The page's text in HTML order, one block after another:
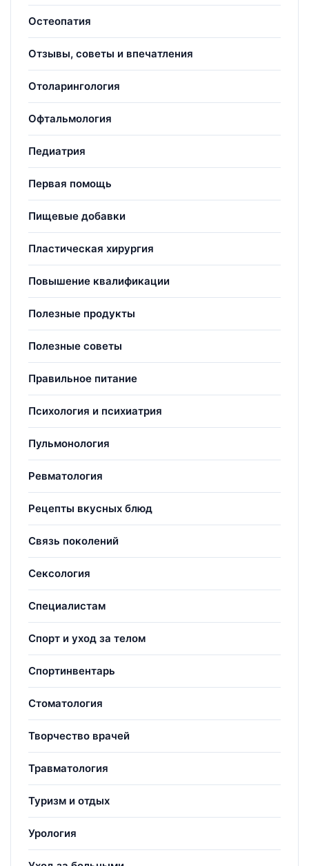
Остеопатия
Отзывы, советы и впечатления
Отоларингология
Офтальмология
Педиатрия
Первая помощь
Пищевые добавки
Пластическая хирургия
Повышение квалификации
Полезные продукты
Полезные советы
Правильное питание
Психология и психиатрия
Пульмонология
Ревматология
Рецепты вкусных блюд
Связь поколений
Сексология
Специалистам
Спорт и уход за телом
Спортинвентарь
Стоматология
Творчество врачей
Травматология
Туризм и отдых
Урология